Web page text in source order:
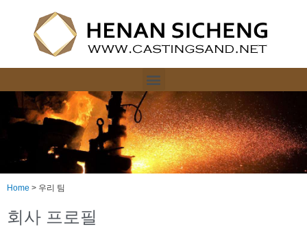
Home > 우리 팀
회사 프로필